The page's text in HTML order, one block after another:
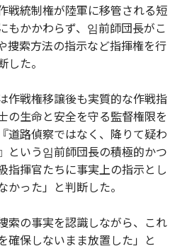
戦統制権が陸軍に移管される短
もかかわらず、임前師団長がこ
捜索方法の指示など指揮権を行
た。
作戦権移譲後も実質的な作戦指
の生命と安全を守る監督権限を
道路偵察ではなく、降りて疑わ
という임前師団長の積極的かつ
指揮官たちに事実上の指示とし
った」と判断した。
索の事実を認識しながら、これ
確保しないまま放置した」と